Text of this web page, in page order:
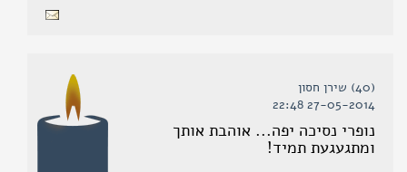
(40) שירן חסון
27-05-2014 22:48
נופרי נסיכה יפה... אוהבת אותך
ומתגעגעת תמיד!